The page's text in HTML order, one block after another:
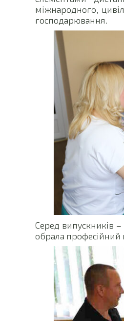
міжнародного,
господарювання.
Серед випускників –
обрала професійний